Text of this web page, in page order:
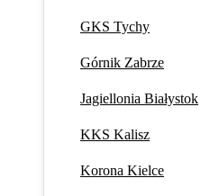
GKS Tychy
Górnik Zabrze
Jagiellonia Białystok
KKS Kalisz
Korona Kielce